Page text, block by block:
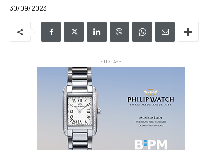
30/09/2023
- OGLAS -